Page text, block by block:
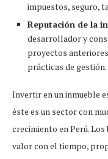
impuestos, seguro,
Reputación de la
desarrollador y
proyectos
prácticas de gestión.
Invertir en un inmueble
éste es un sector con
crecimiento en Perú.
valor con el tiempo,